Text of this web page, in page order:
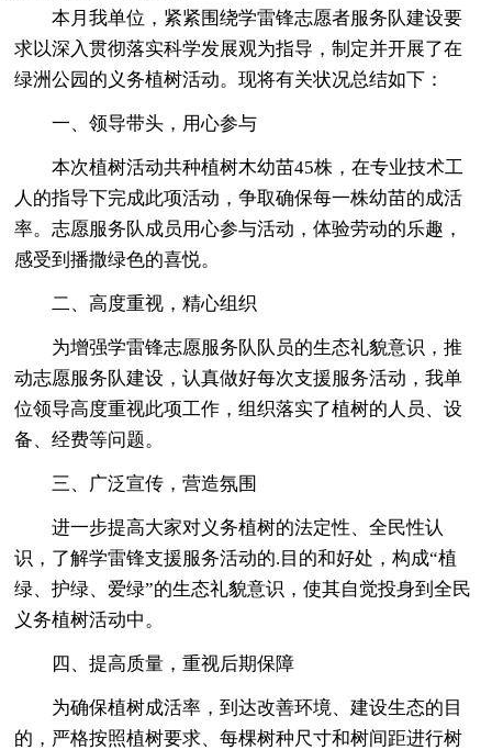
本月我单位，紧紧围绕学雷锋志愿者服务队建设要
求以深入贯彻落实科学发展观为指导，制定并开展了在
绿洲公园的义务植树活动。现将有关状况总结如下：
一、领导带头，用心参与
本次植树活动共种植树木幼苗45株，在专业技术工
人的指导下完成此项活动，争取确保每一株幼苗的成活
率。志愿服务队成员用心参与活动，体验劳动的乐趣，
感受到播撒绿色的喜悦。
二、高度重视，精心组织
为增强学雷锋志愿服务队队员的生态礼貌意识，推
动志愿服务队建设，认真做好每次支援服务活动，我单
位领导高度重视此项工作，组织落实了植树的人员、设
备、经费等问题。
三、广泛宣传，营造氛围
进一步提高大家对义务植树的法定性、全民性认
识，了解学雷锋支援服务活动的.目的和好处，构成“植
绿、护绿、爱绿”的生态礼貌意识，使其自觉投身到全民
义务植树活动中。
四、提高质量，重视后期保障
为确保植树成活率，到达改善环境、建设生态的目
的，严格按照植树要求、每棵树种尺寸和树间距进行树